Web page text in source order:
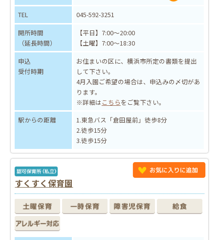
TEL
045-592-3251
開所時間
（延長時間）
【平日】7:00～20:00
【土曜】7:00～18:30
申込
受付時期
お住まいの区に、横浜市所定の書類を提出
して下さい。
4月入園ご希望の場合は、申込みの〆切があ
ります。
※詳細はこちらをご覧下さい。
駅からの距離
1.東急バス「倉田屋前」徒歩8分
2.徒歩15分
3.徒歩15分
すくすく保育園